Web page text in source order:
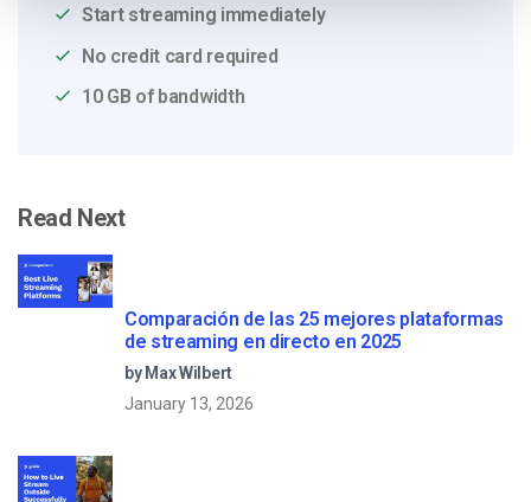
Start streaming immediately
No credit card required
10 GB of bandwidth
Read Next
Comparación de las 25 mejores plataformas
de streaming en directo en 2025
by Max Wilbert
January 13, 2026